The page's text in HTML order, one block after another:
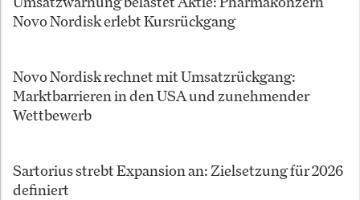
Novo Nordisk erlebt Kursrückgang
Novo Nordisk rechnet mit Umsatzrückgang:
Marktbarrieren in den USA und zunehmender
Wettbewerb
Sartorius strebt Expansion an: Zielsetzung für 2026
definiert